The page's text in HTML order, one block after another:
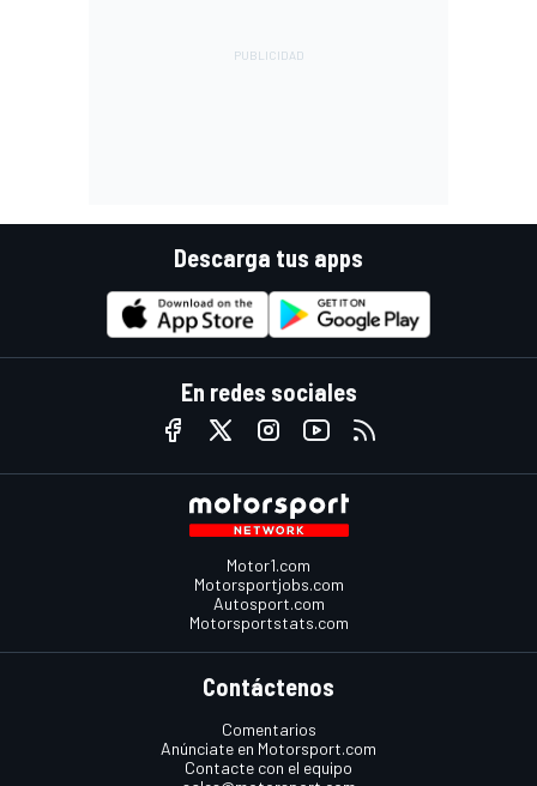
Descarga tus apps
En redes sociales
Motor1.com
Motorsportjobs.com
Autosport.com
Motorsportstats.com
Contáctenos
Comentarios
Anúnciate en Motorsport.com
Contacte con el equipo